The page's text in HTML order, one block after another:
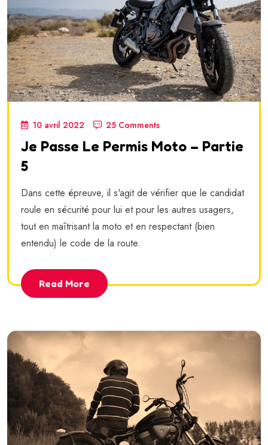
10 avril 2022 25 Comments
Je Passe Le Permis Moto – Partie
5
Dans cette épreuve, il s'agit de vérifier que le candidat
roule en sécurité pour lui et pour les autres usagers,
tout en maîtrisant la moto et en respectant (bien
entendu) le code de la route.
Read More